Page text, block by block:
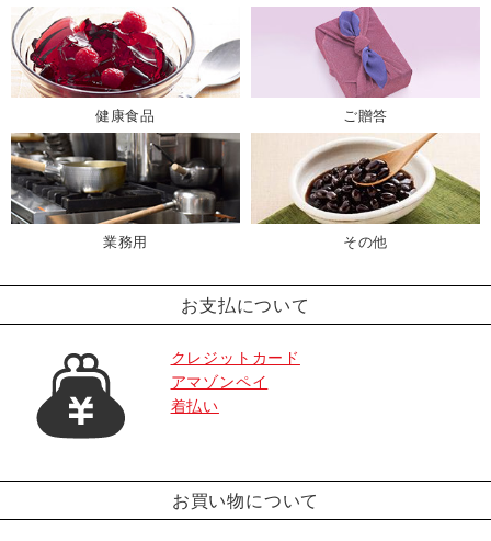
健康食品 ご贈答
業務用 その他
お支払について
クレジットカード
アマゾンペイ
着払い
お買い物について